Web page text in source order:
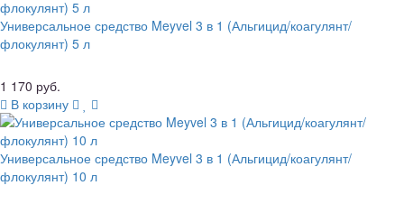
Универсальное средство Meyvel 3 в 1 (Альгицид/коагулянт/
флокулянт) 5 л
1 170 руб.
В корзину
Универсальное средство Meyvel 3 в 1 (Альгицид/коагулянт/
флокулянт) 10 л